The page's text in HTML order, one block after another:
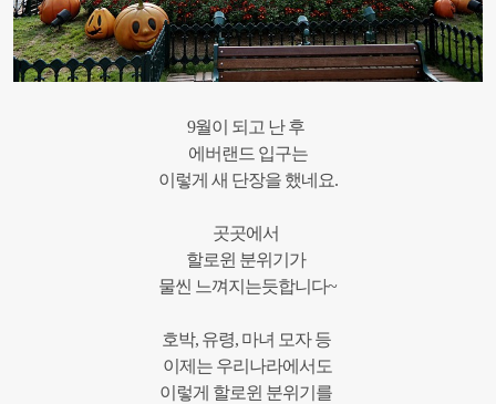
9월이 되고 난 후
에버랜드 입구는
이렇게 새 단장을 했네요.
곳곳에서
할로윈 분위기가
물씬 느껴지는듯합니다~
호박, 유령, 마녀 모자 등
이제는 우리나라에서도
이렇게 할로윈 분위기를